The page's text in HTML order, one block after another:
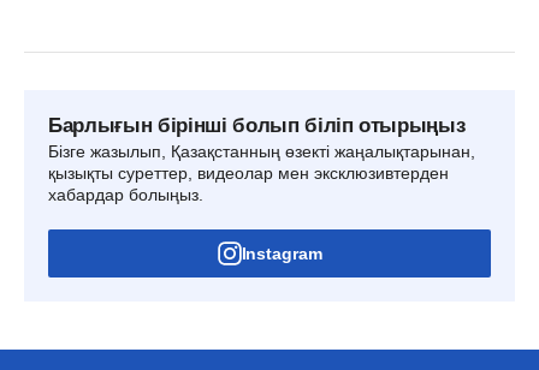
Барлығын бірінші болып біліп отырыңыз
Бізге жазылып, Қазақстанның өзекті жаңалықтарынан,
қызықты суреттер, видеолар мен эксклюзивтерден
хабардар болыңыз.
Instagram